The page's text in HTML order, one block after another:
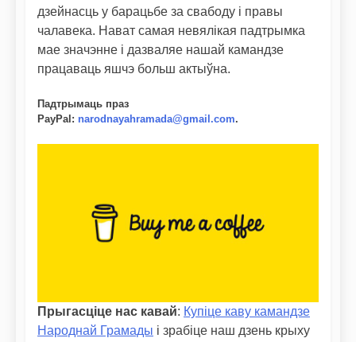
дзейнасць у барацьбе за свабоду і правы
чалавека. Нават самая невялікая падтрымка
мае значэнне і дазваляе нашай камандзе
працаваць яшчэ больш актыўна.
Падтрымаць праз
PayPal : narodnayahramada@gmail.com.
Прыгасціце нас кавай: Купіце каву камандзе
Народнай Грамады і зрабіце наш дзень крыху